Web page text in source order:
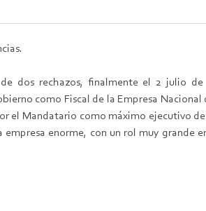
dos rechazos, finalmente el 2 julio
como Fiscal de la Empresa
el Mandatario como máximo ejecutivo
enorme, con un rol muy